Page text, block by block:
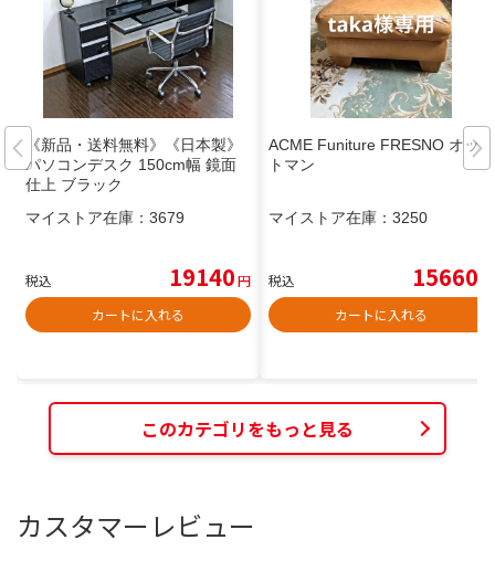
《新品・送料無料》《日本製》
パソコンデスク 150cm幅 鏡面
仕上 ブラック
マイストア在庫： 3679
税込 19140円
カートに入れる
ACME Funiture FRESNO オッ
トマン
マイストア在庫： 3250
税込 15660
カートに入れる
このカテゴリをもっと見る
カスタマーレビュー